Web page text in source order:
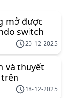
mở được
switch
20-12-2025
và thuyết
18-12-2025